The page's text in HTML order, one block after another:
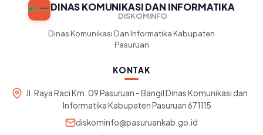
DINAS KOMUNIKASI DAN INFORMATIKA
DISKOMINFO
Dinas Komunikasi Dan Informatika Kabupaten
Pasuruan
KONTAK
Jl. Raya Raci Km. 09 Pasuruan - Bangil Dinas Komunikasi dan
Informatika Kabupaten Pasuruan 671115
diskominfo@pasuruankab.go.id